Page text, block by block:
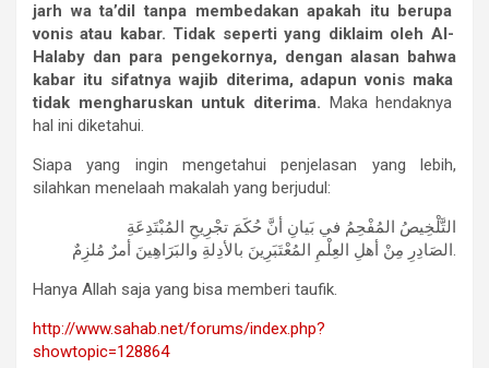
jarh wata’dil tanpamembedakan apakah itu berupa
vonis atau kabar. Tidak seperti yang diklaim oleh Al-
Halaby dan para pengekornya, dengan alasan bahwa
kabar itu sifatnyawajib diterima, adapun vonis maka
tidak mengharuskan untuk diterima. Maka hendaknya
hal ini diketahui.
Siapa yang ingin mengetahui penjelasan yang lebih,
silahkan menelaah makalah yang berjudul:
الصَادِرِ مِنْ أهلِ العِلْمِ المُعْتَبَرِينَ بالأدِلةِ والبَرَاهِينَ أمرٌ مُلزِمٌ.
Hanya Allah saja yang bisa memberi taufik.
http://www.sahab.net/forums/index.php?
showtopic=128864